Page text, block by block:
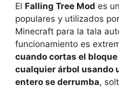
El Falling Tree Mod es
populares y utilizados
Minecraft para la tala
funcionamiento es
cuando cortas el
cualquier árbol usando
entero se derrumba,